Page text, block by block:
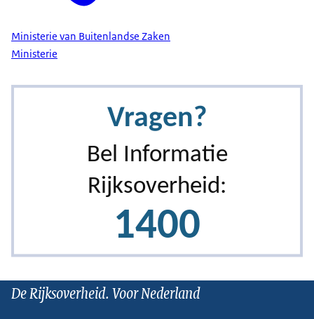
Ministerie van Buitenlandse Zaken
Ministerie
De Rijksoverheid. Voor Nederland